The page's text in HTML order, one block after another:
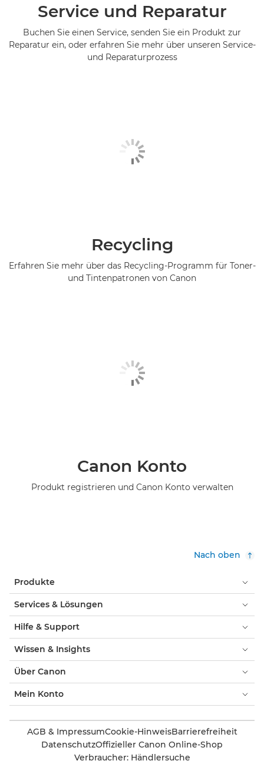
Service und Reparatur
Buchen Sie einen Service, senden Sie ein Produkt zur
Reparatur ein, oder erfahren Sie mehr über unseren Service-
und Reparaturprozess
Recycling
Erfahren Sie mehr über das Recycling-Programm für Toner-
und Tintenpatronen von Canon
Canon Konto
Produkt registrieren und Canon Konto verwalten
Nach oben
Produkte
Services & Lösungen
Hilfe & Support
Wissen & Insights
Über Canon
Mein Konto
AGB & ImpressumCookie-HinweisBarrierefreiheit
DatenschutzOffizieller Canon Online-Shop
Verbraucher: Händlersuche